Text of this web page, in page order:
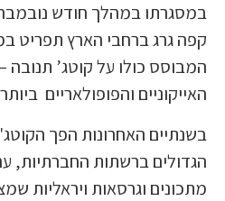
במסגרתו במהלך חודש
קפה גרג ברחבי הארץ תפריט
המבוסס כולו על קוטג’
האייקוניים והפופולאריים
בשנתיים האחרונות הפך
הגדולים ברשתות החברתיות,
מתכונים וגרסאות ויראליות